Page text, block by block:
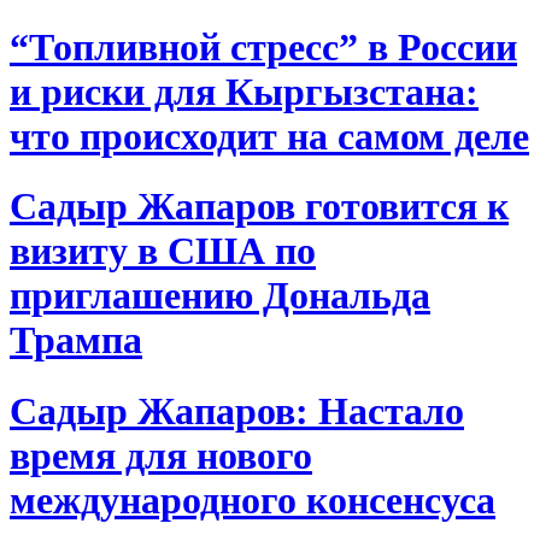
“Топливной стресс” в России
и риски для Кыргызстана:
что происходит на самом деле
Садыр Жапаров готовится к
визиту в США по
приглашению Дональда
Трампа
Садыр Жапаров: Настало
время для нового
международного консенсуса